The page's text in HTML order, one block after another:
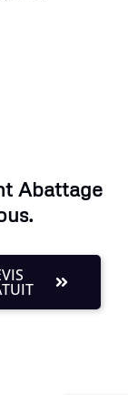
Abattage